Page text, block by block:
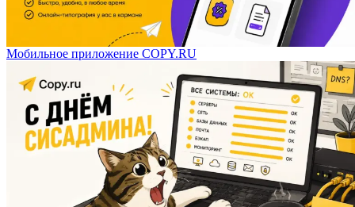
Мобильное приложение COPY.RU